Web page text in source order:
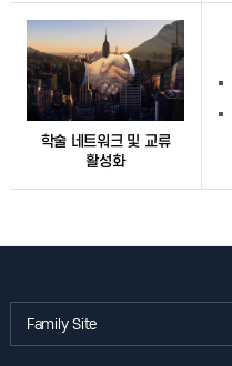
학술 네트워크 및 교류
활성화